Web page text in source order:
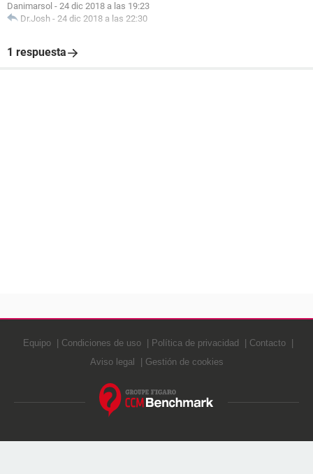
Danimarsol - 24 dic 2018 a las 19:23
Dr.Josh - 24 dic 2018 a las 22:30
1 respuesta
Equipo Condiciones de uso Política de privacidad
Contacto
Aviso legal
Gestión de cookies